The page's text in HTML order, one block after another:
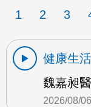
1 2 3
健康生
魏嘉昶
2026/08/06